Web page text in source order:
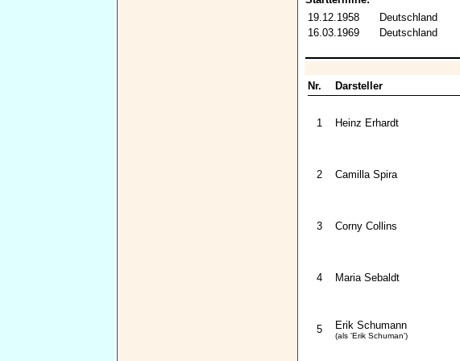
19.12.1958
Deutschland
16.03.1969
Deutschland
Nr.
Darsteller
1 Heinz Erhardt
2 Camilla Spira
3 Corny Collins
4 Maria Sebaldt
5 Erik Schumann
(als 'Erik Schuman')